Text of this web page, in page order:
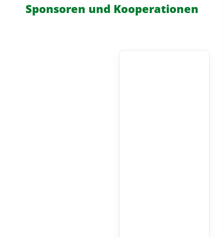
Sponsoren und Kooperationen